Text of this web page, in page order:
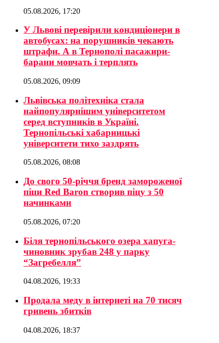
05.08.2026, 17:20
У Львові перевірили кондиціонери в
автобусах: на порушників чекають
штрафи. А в Тернополі пасажири-
барани мовчать і терплять
05.08.2026, 09:09
Львівська політехніка стала
найпопулярнішим університетом
серед вступників в Україні.
Тернопільські хабарницькі
університети тихо заздрять
05.08.2026, 08:08
До свого 50-річчя бренд замороженої
піци Red Baron створив піцу з 50
начинками
05.08.2026, 07:20
Біля тернопільського озера хапуга-
чиновник зрубав 248 у парку
“Загребелля”
04.08.2026, 19:33
Продала меду в інтернеті на 70 тисяч
гривень збитків
04.08.2026, 18:37